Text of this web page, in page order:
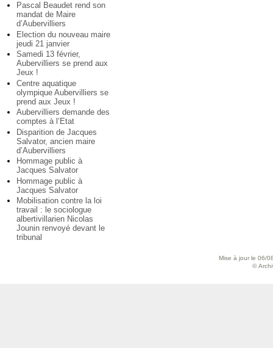
Pascal Beaudet rend son
mandat de Maire
d’Aubervilliers
Election du nouveau maire
jeudi 21 janvier
Samedi 13 février,
Aubervilliers se prend aux
Jeux !
Centre aquatique
olympique Aubervilliers se
prend aux Jeux !
Aubervilliers demande des
comptes à l’Etat
Disparition de Jacques
Salvator, ancien maire
d’Aubervilliers
Hommage public à
Jacques Salvator
Hommage public à
Jacques Salvator
Mobilisation contre la loi
travail : le sociologue
albertivillarien Nicolas
Jounin renvoyé devant le
tribunal
Mise à jour le 06/
©